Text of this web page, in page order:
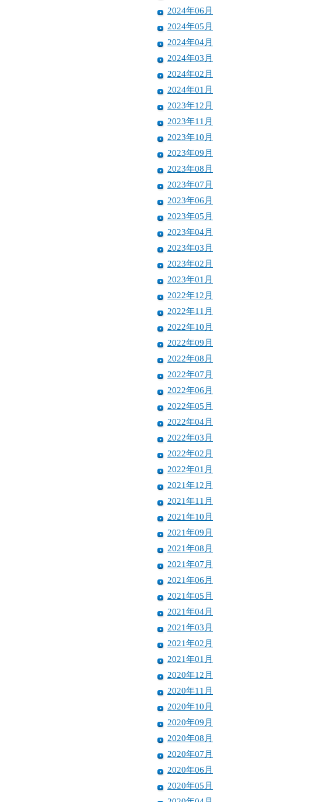
2024年06月
2024年05月
2024年04月
2024年03月
2024年02月
2024年01月
2023年12月
2023年11月
2023年10月
2023年09月
2023年08月
2023年07月
2023年06月
2023年05月
2023年04月
2023年03月
2023年02月
2023年01月
2022年12月
2022年11月
2022年10月
2022年09月
2022年08月
2022年07月
2022年06月
2022年05月
2022年04月
2022年03月
2022年02月
2022年01月
2021年12月
2021年11月
2021年10月
2021年09月
2021年08月
2021年07月
2021年06月
2021年05月
2021年04月
2021年03月
2021年02月
2021年01月
2020年12月
2020年11月
2020年10月
2020年09月
2020年08月
2020年07月
2020年06月
2020年05月